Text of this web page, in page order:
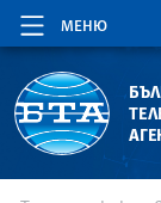
МЕНЮ